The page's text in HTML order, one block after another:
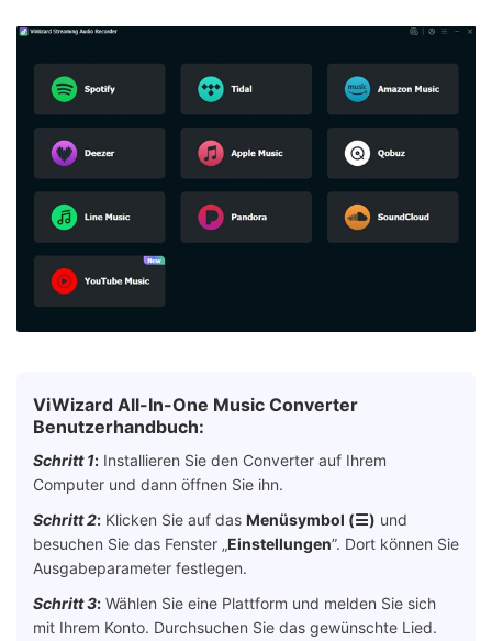
ViWizard All-In-One Music Converter
Benutzerhandbuch:
Schritt 1: Installieren Sie den Converter auf Ihrem
Computer und dann öffnen Sie ihn.
Schritt 2: Klicken Sie auf das Menüsymbol (☰) und
besuchen Sie das Fenster „Einstellungen”. Dort können Sie
Ausgabeparameter festlegen.
Schritt 3: Wählen Sie eine Plattform und melden Sie sich
mit Ihrem Konto. Durchsuchen Sie das gewünschte Lied.